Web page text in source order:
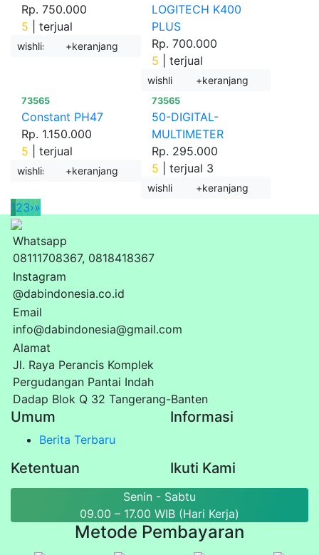
Rp. 750.000
5
terjual
wishlist +keranjang
LOGITECH K400
PLUS
Rp. 700.000
5
terjual
wishlist +keranjang
73565
Constant PH47
Rp. 1.150.000
5
terjual
wishlist +keranjang
73565
50-DIGITAL-
MULTIMETER
Rp. 295.000
5
terjual 3
wishlist +keranjang
123›»
Whatsapp
08111708367, 0818418367
Instagram
@dabindonesia.co.id
Email
info@dabindonesia@gmail.com
Alamat
Jl. Raya Perancis Komplek
Pergudangan Pantai Indah
Dadap Blok Q 32 Tangerang-Banten
Umum
Berita Terbaru
Informasi
Ketentuan Ikuti Kami
Senin - Sabtu
09.00 – 17.00 WIB (Hari Kerja)
Metode Pembayaran